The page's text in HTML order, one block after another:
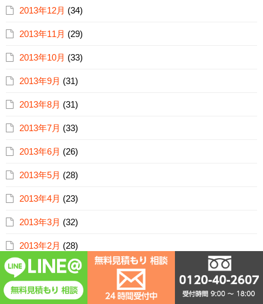
2013年12月 (34)
2013年11月 (29)
2013年10月 (33)
2013年9月 (31)
2013年8月 (31)
2013年7月 (33)
2013年6月 (26)
2013年5月 (28)
2013年4月 (23)
2013年3月 (32)
2013年2月 (28)
2013年1月(22)
2012年12月(25)